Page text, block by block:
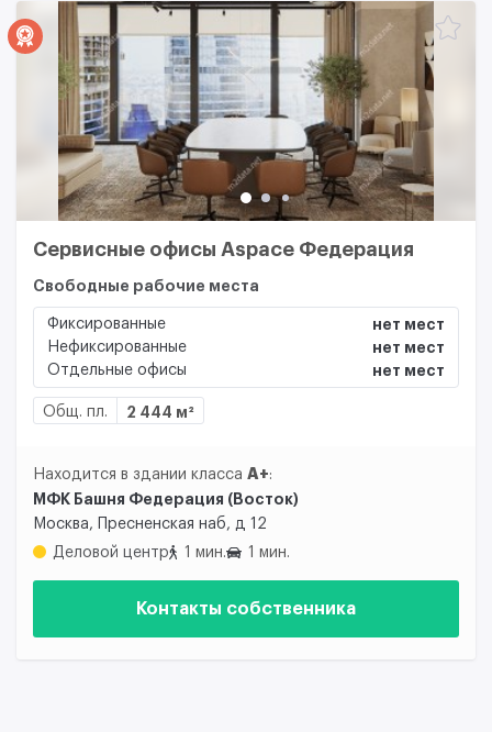
Сервисные офисы Aspace Федерация
Свободные рабочие места
Фиксированные
нет мест
Нефиксированные
нет мест
Отдельные офисы
нет мест
Общ. пл. 2 444 м²
Находится в здании класса A+:
МФК Башня Федерация (Восток)
Москва, Пресненская наб, д 12
Деловой центр
1 мин. 1 мин.
Контакты собственника